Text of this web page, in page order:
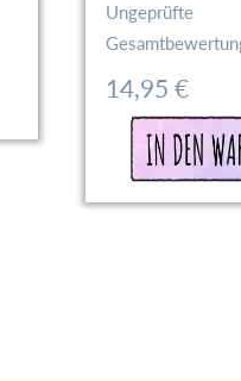
mit
4.9
von 5
Ungeprüfte
14,95€
In den